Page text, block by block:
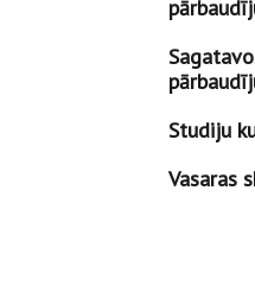
Studiju
Vasaras